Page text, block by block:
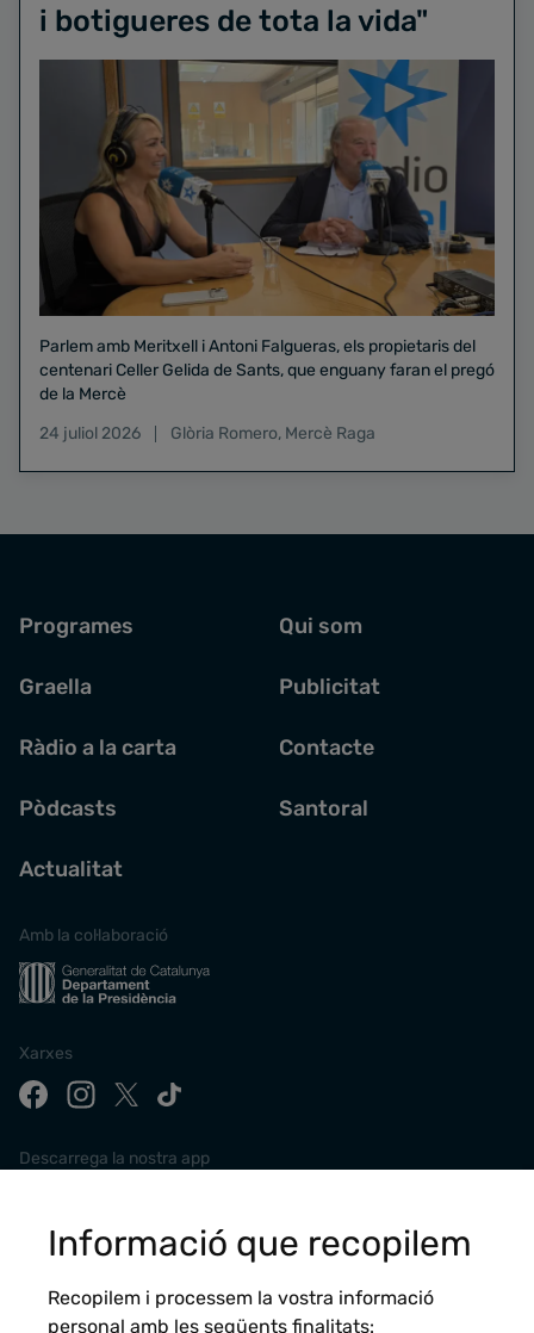
i botigueres de tota la vida"
Parlem amb Meritxell i Antoni Falgueras, els propietaris del
centenari Celler Gelida de Sants, que enguany faran el pregó
de la Mercè
24 juliol 2026
Glòria Romero, Mercè Raga
Programes
Graella
Ràdio a la carta
Pòdcasts
Actualitat
Qui som
Publicitat
Contacte
Santoral
Amb la col·laboració
Xarxes
Descarrega la nostra app
Informació que recopilem
Recopilem i processem la vostra informació
personal amb les següents finalitats: